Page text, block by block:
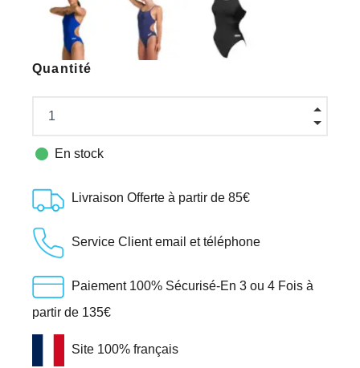
Quantité
 En stock
Livraison Offerte à partir de 85€
Service Client email et téléphone
Paiement 100% Sécurisé-En 3 ou 4 Fois à
partir de 135€
Site 100% français